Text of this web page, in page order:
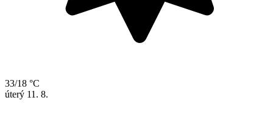
33/18 °C
úterý 11. 8.